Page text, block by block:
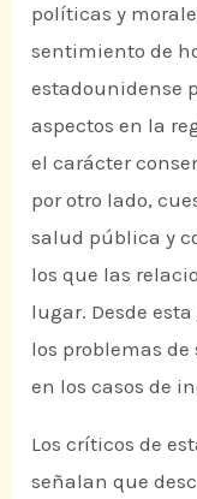
políticas y
sentimiento de
estadounidense
aspectos en la
el carácter
por otro lado,
salud pública y
los que las
lugar. Desde
los problemas
en los casos de
Los críticos de
señalan que